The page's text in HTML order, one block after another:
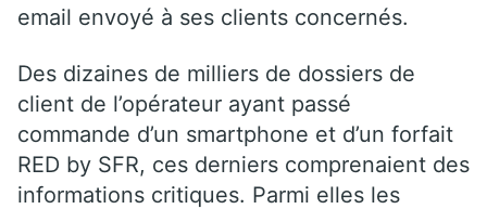
email envoyé à ses clients concernés.
Des dizaines de milliers de dossiers de
client de l’opérateur ayant passé
commande d’un smartphone et d’un forfait
RED by SFR, ces derniers comprenaient des
informations critiques. Parmi elles les